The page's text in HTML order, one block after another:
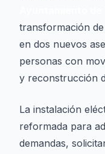
transformación
en dos nuevos
personas con
y reconstrucción
La instalación
reformada para
demandas,